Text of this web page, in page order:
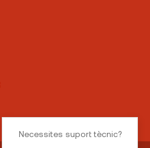
Necessites suport tècnic?